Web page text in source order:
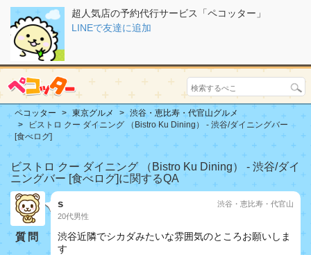
超人気店の予約代行サービス「ペコッター」
LINEで友達に追加
ペコッター 東京グルメ
渋谷・恵比寿・代官山グルメ
ビストロ クー ダイニング （Bistro Ku Dining） - 渋谷/ダイニングバー
[食べログ]
ビストロ クー ダイニング （Bistro Ku Dining） - 渋谷/ダイ
ニングバー [食べログ]に関するQA
質問
s
20代男性
渋谷・恵比寿・代官山
渋谷近隣でシカダみたいな雰囲気のところお願いしま
す